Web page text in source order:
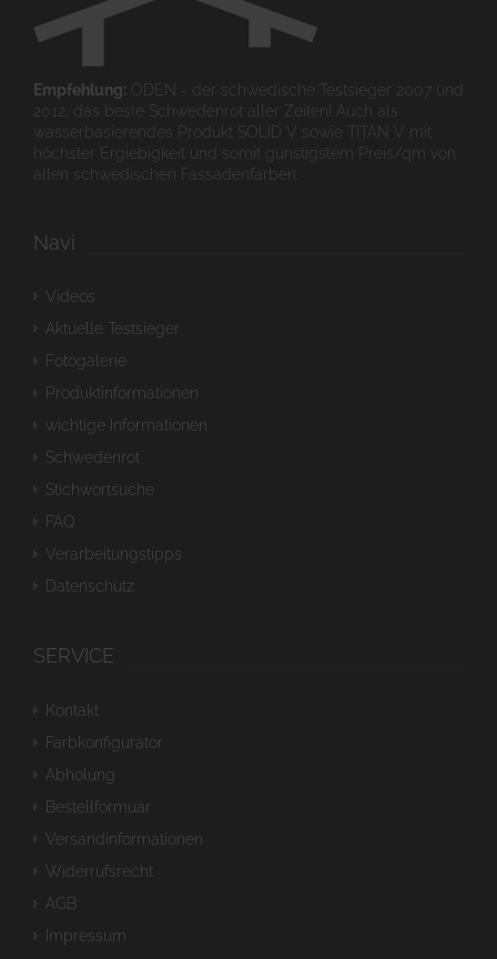
Empfehlung: ODEN - der schwedische Testsieger 2007 und
2012, das beste Schwedenrot aller Zeiten! Auch als
wasserbasierendes Produkt SOLID V sowie TITAN V mit
höchster Ergiebigkeit und somit günstigstem Preis/qm von
allen schwedischen Fassadenfarben.
Navi
Videos
Aktuelle Testsieger
Fotogalerie
Produktinformationen
wichtige Informationen
Schwedenrot
Stichwortsuche
FAQ
Verarbeitungstipps
Datenschutz
SERVICE
Kontakt
Farbkonfigurator
Abholung
Bestellformuar
Versandinformationen
Widerrufsrecht
AGB
Impressum